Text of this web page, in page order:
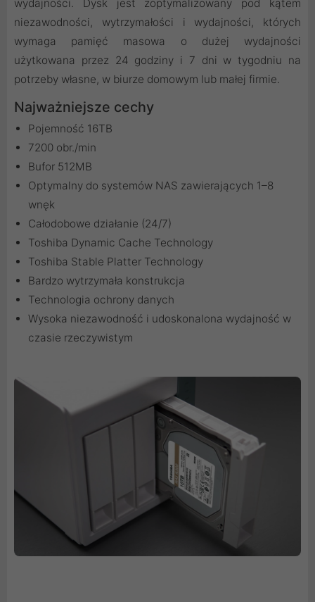
wydajności. Dysk jest zoptymalizowany pod kątem
niezawodności, wytrzymałości i wydajności, których
wymaga pamięć masowa o dużej wydajności
użytkowana przez 24 godziny i 7 dni w tygodniu na
potrzeby własne, w biurze domowym lub małej firmie.
Najważniejsze cechy
Pojemność 16TB
7200 obr./min
Bufor 512MB
Optymalny do systemów NAS zawierających 1–8
wnęk
Całodobowe działanie (24/7)
Toshiba Dynamic Cache Technology
Toshiba Stable Platter Technology
Bardzo wytrzymała konstrukcja
Technologia ochrony danych
Wysoka niezawodność i udoskonalona wydajność w
czasie rzeczywistym